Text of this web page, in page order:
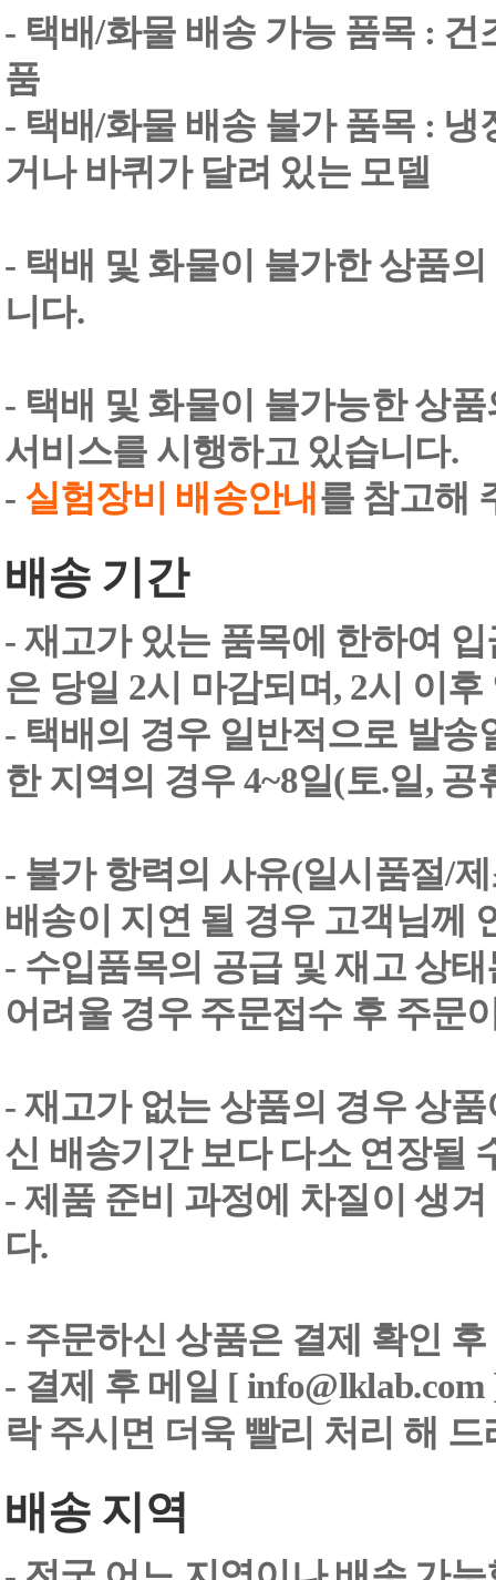
- 택배/화물 배송 가능 품목 :
품
- 택배/화물 배송 불가 품목 :
거나 바퀴가 달려 있는 모델
- 택배 및 화물이 불가한 상품
니다.
- 택배 및 화물이 불가능한 상
서비스를 시행하고 있습니다.
- 실험장비 배송안내 를 참고해
배송 기간
- 재고가 있는 품목에 한하여
은 당일 2시 마감되며, 2시 이
- 택배의 경우 일반적으로 발송
한 지역의 경우 4~8일(토.일,
- 불가 항력의 사유(일시품절/
배송이 지연 될 경우 고객님께
- 수입품목의 공급 및 재고 상
어려울 경우 주문접수 후 주문
- 재고가 없는 상품의 경우 상
신 배송기간 보다 다소 연장될
- 제품 준비 과정에 차질이 생
다.
- 주문하신 상품은 결제 확인
- 결제 후 메일 [
락 주시면 더욱 빨리 처리 해
배송 지역